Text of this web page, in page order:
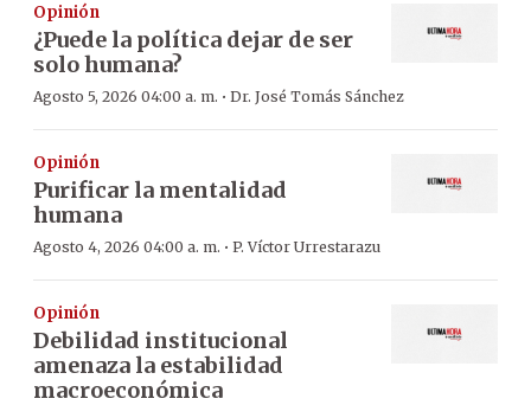
Opinión
¿Puede la política dejar de ser
solo humana?
Agosto 5, 2026 04:00 a. m. · Dr. José Tomás Sánchez
Opinión
Purificar la mentalidad
humana
Agosto 4, 2026 04:00 a. m. · P. Víctor Urrestarazu
Opinión
Debilidad institucional
amenaza la estabilidad
macroeconómica